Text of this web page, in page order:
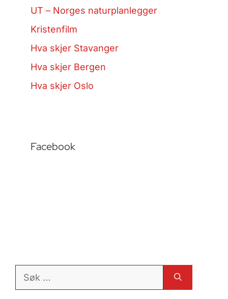
UT – Norges naturplanlegger
Kristenfilm
Hva skjer Stavanger
Hva skjer Bergen
Hva skjer Oslo
Facebook
Søk